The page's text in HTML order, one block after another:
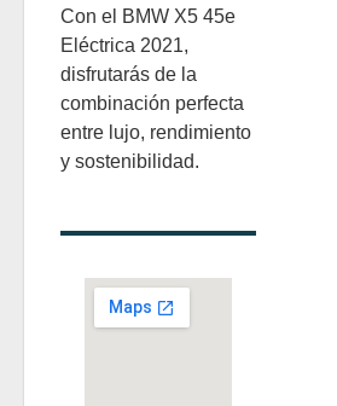
Con el BMW X5 45e
Eléctrica 2021,
disfrutarás de la
combinación perfecta
entre lujo, rendimiento
y sostenibilidad.